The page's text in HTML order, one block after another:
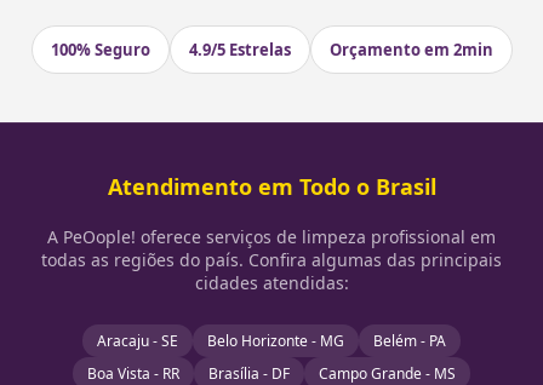
100% Seguro 4.9/5 Estrelas Orçamento em 2min
Atendimento em Todo o Brasil
A PeOople! oferece serviços de limpeza profissional em
todas as regiões do país. Confira algumas das principais
cidades atendidas:
Aracaju - SE Belo Horizonte - MG
Belém - PA
Boa Vista - RR
Brasília - DF
Campo Grande - MS